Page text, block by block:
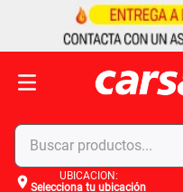
Buscar productos...
UBICACIÓN:
Selecciona tu ubicación